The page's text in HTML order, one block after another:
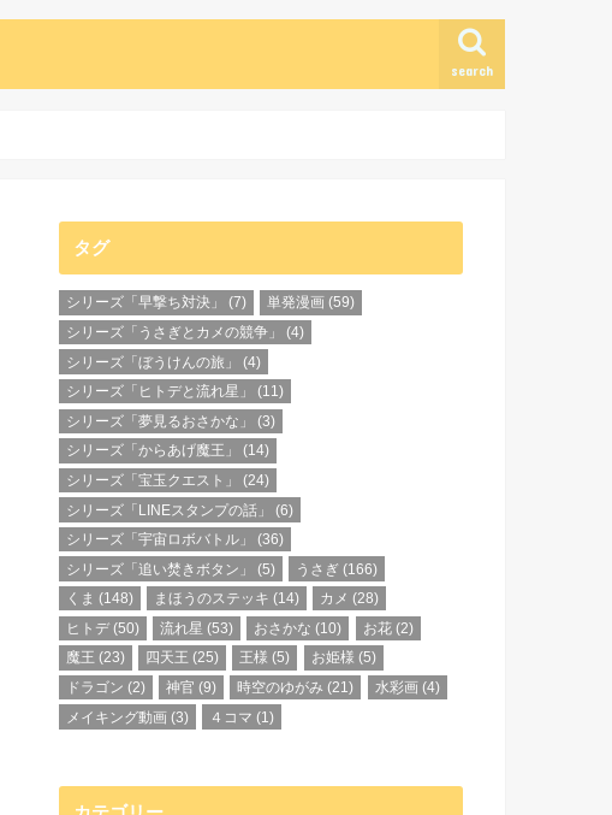
search
タグ
シリーズ「早撃ち対決」 (7) 単発漫画 (59)
シリーズ「うさぎとカメの競争」
(4)
シリーズ「ぼうけんの旅」
(4)
シリーズ「ヒトデと流れ星」
(11)
シリーズ「夢見るおさかな」
(3)
シリーズ「からあげ魔王」
(14)
シリーズ「宝玉クエスト」
(24)
シリーズ「LINEスタンプの話」
(6)
シリーズ「宇宙ロボバトル」
(36)
シリーズ「追い焚きボタン」
(5) うさぎ (166)
くま (148) まほうのステッキ (14) カメ (28)
ヒトデ (50) 流れ星 (53) おさかな (10) お花(2)
魔王 (23) 四天王 (25) 王様 (5) お姫様 (5)
ドラゴン (2) 神官 (9) 時空のゆがみ (21) 水彩画(4)
メイキング動画 (3) ４コマ (1)